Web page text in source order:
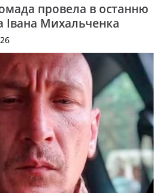
провела в останню
Івана Михальченка